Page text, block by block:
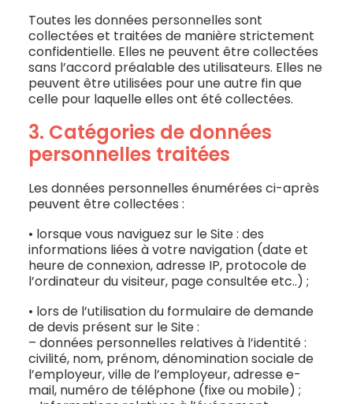
Toutes les données personnelles sont
collectées et traitées de manière strictement
confidentielle. Elles ne peuvent être collectées
sans l’accord préalable des utilisateurs. Elles ne
peuvent être utilisées pour une autre fin que
celle pour laquelle elles ont été collectées.
3. Catégories de données
personnelles traitées
Les données personnelles énumérées ci-après
peuvent être collectées :
• lorsque vous naviguez sur le Site : des
informations liées à votre navigation (date et
heure de connexion, adresse IP, protocole de
l’ordinateur du visiteur, page consultée etc..) ;
• lors de l’utilisation du formulaire de demande
de devis présent sur le Site :
– données personnelles relatives à l’identité :
civilité, nom, prénom, dénomination sociale de
l’employeur, ville de l’employeur, adresse e-
mail, numéro de téléphone (fixe ou mobile) ;